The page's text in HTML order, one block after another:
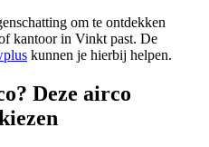
om te ontdekken
kantoor in Vinkt past. De
kunnen je hierbij helpen.
Deze airco